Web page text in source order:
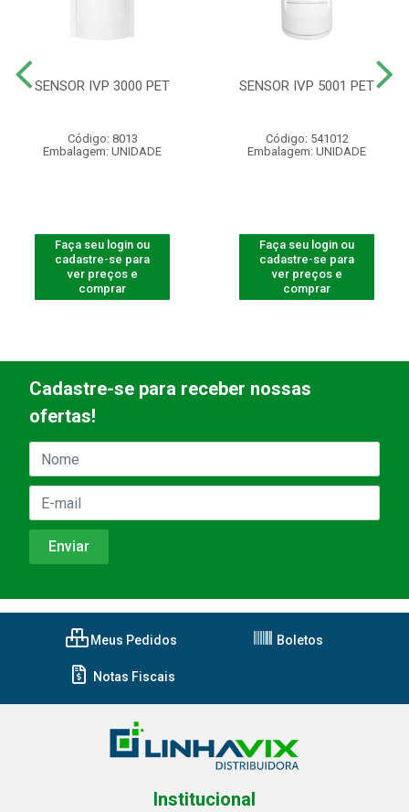
SENSOR IVP 3000 PET
Código: 8013
Embalagem: UNIDADE
Faça seu login ou
cadastre-se para
ver preços e
comprar
SENSOR IVP 5001 PET
Código: 541012
Embalagem: UNIDADE
Faça seu login ou
cadastre-se para
ver preços e
comprar
Cadastre-se para receber nossas
ofertas!
Meus Pedidos Boletos
Notas Fiscais
Institucional